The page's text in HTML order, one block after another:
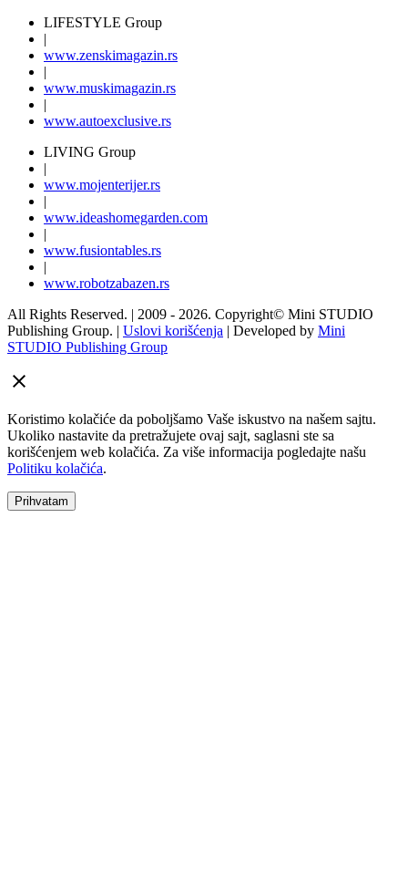
LIFESTYLE Group
|
www.zenskimagazin.rs
|
www.muskimagazin.rs
|
www.autoexclusive.rs
LIVING Group
|
www.mojenterijer.rs
|
www.ideashomegarden.com
|
www.fusiontables.rs
|
www.robotzabazen.rs
All Rights Reserved. | 2009 - 2026. Copyright© Mini STUDIO
Publishing Group. | Uslovi korišćenja | Developed by Mini
STUDIO Publishing Group
Koristimo kolačiće da poboljšamo Vaše iskustvo na našem sajtu.
Ukoliko nastavite da pretražujete ovaj sajt, saglasni ste sa
korišćenjem web kolačića. Za više informacija pogledajte našu
Politiku kolačića.
Prihvatam